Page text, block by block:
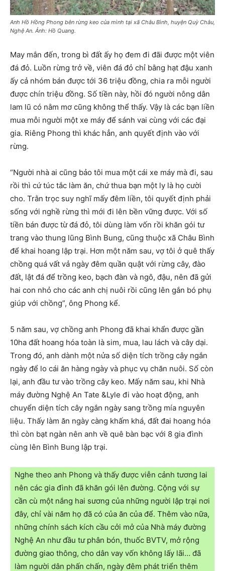
Anh Hồ Hồng Phong bên rừng keo của mình tại xã Châu Bình, huyện Quỳ Châu,
Nghệ An. Ảnh: Hồ Quang.
May mắn đến, trong bì đất ấy họ đem đi đãi được một viên
đá đỏ. Luồn rừng trở về, viên đá đỏ chỉ bằng hạt đậu xanh
ấy cả nhóm bán được tới 36 triệu đồng, chia ra mỗi người
được chín triệu đồng. Số tiền này, hồi đó người nông dân
lam lũ có nằm mơ cũng không thể thấy. Vậy là các bạn liền
mua mỗi người một xe máy để sánh vai cùng với các đại
gia. Riêng Phong thì khác hẳn, anh quyết định vào với
rừng.
“Người nhà ai cũng bảo tôi mua một cái xe máy mà đi, sau
rồi thì cứ túc tắc làm ăn, chứ thua bạn một ly là họ cười
cho. Trằn trọc suy nghĩ mấy đêm liền, tôi quyết định phải
sống với nghề rừng thì mới đi lên bền vững được. Với số
tiền bán được từ đá đỏ, tôi dùng làm vốn rồi khăn gói tư
trang vào thung lũng Bình Bung, cũng thuộc xã Châu Bình
để khai hoang lập trại. Hơn một năm sau, vợ tôi ở quê thấy
chồng quá vất vả ngày đêm quần quật với rừng cây, đào
đất, lật đá để trồng keo, bạch đàn và ngô, đậu, nên đã gửi
hai con nhỏ cho các anh chị nuôi rồi cũng lên gắn bó phụ
giúp với chồng”, ông Phong kể.
5 năm sau, vợ chồng anh Phong đã khai khẩn được gần
10ha đất hoang hóa toàn là sim, mua, lau lách và cây dại.
Trong đó, anh dành một nửa số diện tích trồng cây ngắn
ngày để lo cái ăn hàng ngày và phục vụ chăn nuôi. Số còn
lại, anh đầu tư vào trồng cây keo. Mấy năm sau, khi Nhà
máy đường Nghệ An Tate &Lyle đi vào hoạt động, anh
chuyển diện tích cây ngắn ngày sang trồng mía nguyên
liệu. Thấy làm ăn ngày càng khấm khá, đất đai hoang hóa
thì còn bạt ngàn nên anh về quê bàn bạc với 8 gia đình
cùng lên Bình Bung lập trại.
Nghe theo anh Phong và thấy được viễn cảnh tương lai
nên các gia đình đã khăn gói lên đường. Cộng với sự
cần cù một nắng hai sương của những người lập trại nơi
đây, chỉ vài năm họ đã có của ăn của để. Thêm vào nữa,
những chính sách kích cầu cởi mở của Nhà máy đường
Nghệ An như đầu tư phân bón, thuốc BVTV, mở rộng
đường giao thông, cho dân vay vốn không lấy lãi… đã
làm người dân phấn chấn, ngày đêm phát triển thêm